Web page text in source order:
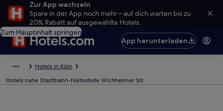
Zur App wechseln
Spare in der App noch mehr – auf dich warten bis zu
20% Rabatt auf ausgewählte Hotels.
Zum Hauptinhalt springen
App herunterladen
Hotels in Köln
Hotels nahe Stadtbahn-Haltestelle Wichheimer Str.